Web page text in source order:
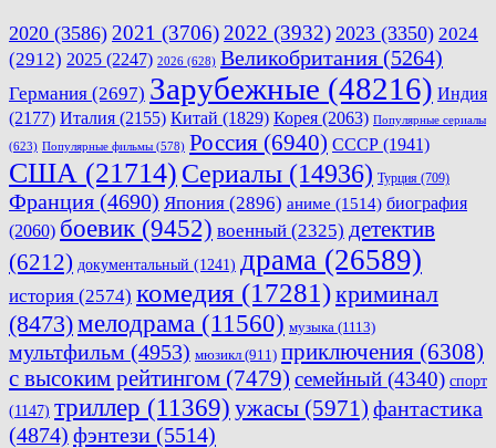
2020 (3586) 2021 (3706) 2022 (3932) 2023 (3350) 2024
(2912) 2025 (2247) 2026 (628) Великобритания (5264)
Германия (2697) Зарубежные (48216) Индия
(2177) Италия (2155) Китай (1829) Корея (2063) Популярные сериалы
(623) Популярные фильмы (578) Россия (6940) СССР (1941)
США (21714) Сериалы (14936) Турция (709)
Франция (4690) Япония (2896) аниме (1514) биография
(2060) боевик (9452) военный (2325) детектив
(6212) документальный (1241) драма (26589)
история (2574) комедия (17281)криминал
(8473)мелодрама (11560) музыка (1113)
мультфильм (4953) мюзикл (911) приключения (6308)
с высоким рейтингом (7479) семейный (4340) спорт
(1147) триллер (11369) ужасы (5971) фантастика
(4874) фэнтези (5514)